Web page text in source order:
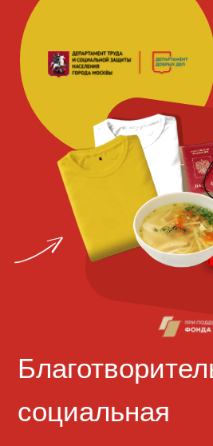
направленная на оказание
адресной помощи нуждающимися
потребности —
Благотворительная